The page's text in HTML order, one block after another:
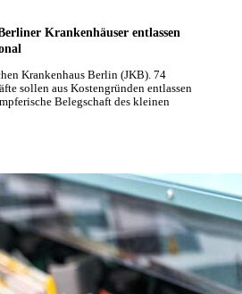
Krankenhäuser entlassen
Krankenhaus Berlin (JKB). 74
sollen aus Kostengründen entlassen
Belegschaft des kleinen